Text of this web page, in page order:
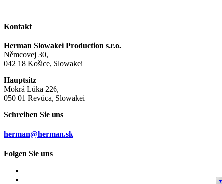
Kontakt
Herman Slowakei Production s.r.o.
Němcovej 30,
042 18 Košice, Slowakei
Hauptsitz
Mokrá Lúka 226,
050 01 Revúca, Slowakei
Schreiben Sie uns
herman@herman.sk
Folgen Sie uns